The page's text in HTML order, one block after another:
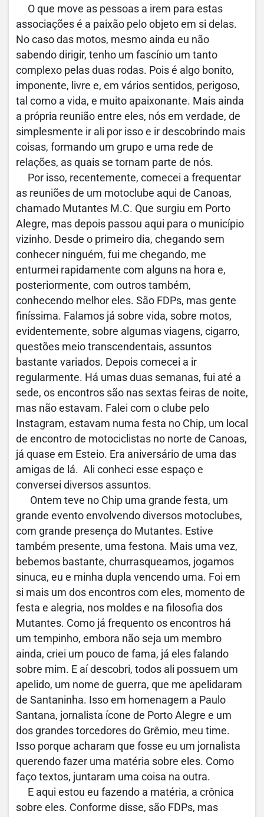
O que move as pessoas a irem para estas
associações é a paixão pelo objeto em si delas.
No caso das motos, mesmo ainda eu não
sabendo dirigir, tenho um fascínio um tanto
complexo pelas duas rodas. Pois é algo bonito,
imponente, livre e, em vários sentidos, perigoso,
tal como a vida, e muito apaixonante. Mais ainda
a própria reunião entre eles, nós em verdade, de
simplesmente ir ali por isso e ir descobrindo mais
coisas, formando um grupo e uma rede de
relações, as quais se tornam parte de nós.
Por isso, recentemente, comecei a frequentar
as reuniões de um motoclube aqui de Canoas,
chamado Mutantes M.C. Que surgiu em Porto
Alegre, mas depois passou aqui para o município
vizinho. Desde o primeiro dia, chegando sem
conhecer ninguém, fui me chegando, me
enturmei rapidamente com alguns na hora e,
posteriormente, com outros também,
conhecendo melhor eles. São FDPs, mas gente
finíssima. Falamos já sobre vida, sobre motos,
evidentemente, sobre algumas viagens, cigarro,
questões meio transcendentais, assuntos
bastante variados. Depois comecei a ir
regularmente. Há umas duas semanas, fui até a
sede, os encontros são nas sextas feiras de noite,
mas não estavam. Falei com o clube pelo
Instagram, estavam numa festa no Chip, um local
de encontro de motociclistas no norte de Canoas,
já quase em Esteio. Era aniversário de uma das
amigas de lá. Ali conheci esse espaço e
conversei diversos assuntos.
Ontem teve no Chip uma grande festa, um
grande evento envolvendo diversos motoclubes,
com grande presença do Mutantes. Estive
também presente, uma festona. Mais uma vez,
bebemos bastante, churrasqueamos, jogamos
sinuca, eu e minha dupla vencendo uma. Foi em
si mais um dos encontros com eles, momento de
festa e alegria, nos moldes e na filosofia dos
Mutantes. Como já frequento os encontros há
um tempinho, embora não seja um membro
ainda, criei um pouco de fama, já eles falando
sobre mim. E aí descobri, todos ali possuem um
apelido, um nome de guerra, que me apelidaram
de Santaninha. Isso em homenagem a Paulo
Santana, jornalista ícone de Porto Alegre e um
dos grandes torcedores do Grêmio, meu time.
Isso porque acharam que fosse eu um jornalista
querendo fazer uma matéria sobre eles. Como
faço textos, juntaram uma coisa na outra.
E aqui estou eu fazendo a matéria, a crônica
sobre eles. Conforme disse, são FDPs, mas